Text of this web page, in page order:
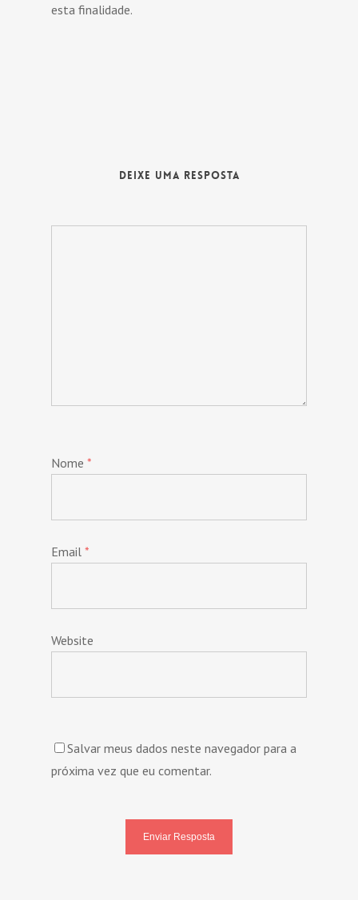
esta finalidade.
Deixe uma Resposta
Nome *
Email *
Website
Salvar meus dados neste navegador para a
próxima vez que eu comentar.